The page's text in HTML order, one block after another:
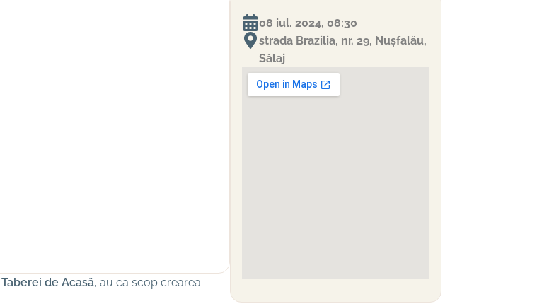
Taberei de Acasă, au ca scop crearea
08 iul. 2024, 08:30
strada Brazilia, nr. 29, Nușfalău,
Sălaj